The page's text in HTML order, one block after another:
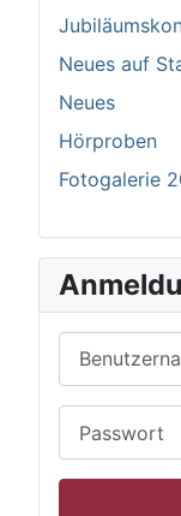
Neues auf
Neues
Hörproben
Fotogalerie